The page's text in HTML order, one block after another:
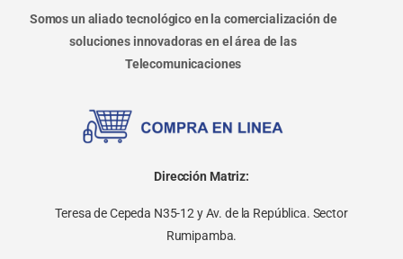
Somos un aliado tecnológico en la comercialización de
soluciones innovadoras en el área de las
Telecomunicaciones
Dirección Matriz:
Teresa de Cepeda N35-12 y Av. de la República. Sector
Rumipamba.